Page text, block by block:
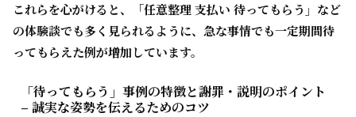
これらを心がけると、「任意整理 支払い 待ってもらう」など
の体験談でも多く見られるように、急な事情でも一定期間待
ってもらえた例が増加しています。
「待ってもらう」事例の特徴と謝罪・説明のポイント
– 誠実な姿勢を伝えるためのコツ